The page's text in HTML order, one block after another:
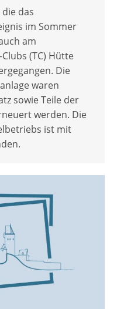
das
im Sommer
am
(TC) Hütte
Die
waren
sowie Teile der
werden. Die
ist mit